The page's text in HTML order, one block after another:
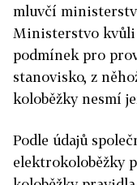
mluvčí
Ministerstvo kvůli
podmínek pro
stanovisko, z
koloběžky nesmí
Podle údajů
elektrokoloběžky